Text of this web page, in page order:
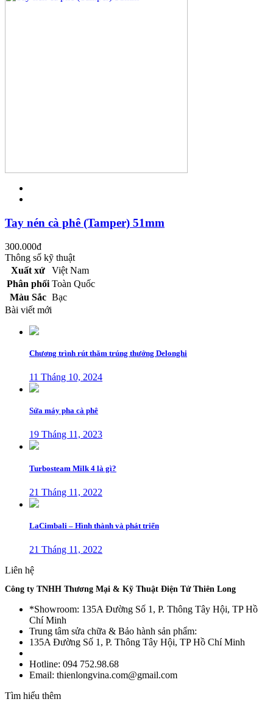
Tay nén cà phê (Tamper) 51mm
300.000đ
Thông số kỹ thuật
Xuất xứ
Việt Nam
Phân phối Toàn Quốc
Màu Sắc Bạc
Bài viết mới
Chương trình rút thăm trúng thưởng Delonghi
11 Tháng 10, 2024
Sửa máy pha cà phê
19 Tháng 11, 2023
Turbosteam Milk 4 là gì?
21 Tháng 11, 2022
LaCimbali – Hình thành và phát triển
21 Tháng 11, 2022
Liên hệ
Công ty TNHH Thương Mại & Kỹ Thuật Điện Tử Thiên Long
*Showroom: 135A Đường Số 1, P. Thông Tây Hội, TP Hồ
Chí Minh
Trung tâm sửa chữa & Bảo hành sản phẩm:
135A Đường Số 1, P. Thông Tây Hội, TP Hồ Chí Minh
Hotline: 094 752.98.68
Email: thienlongvina.com@gmail.com
Tìm hiểu thêm